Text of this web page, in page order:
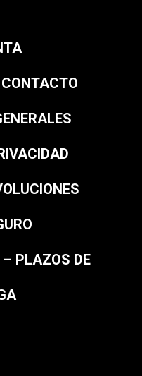
– PLAZOS DE